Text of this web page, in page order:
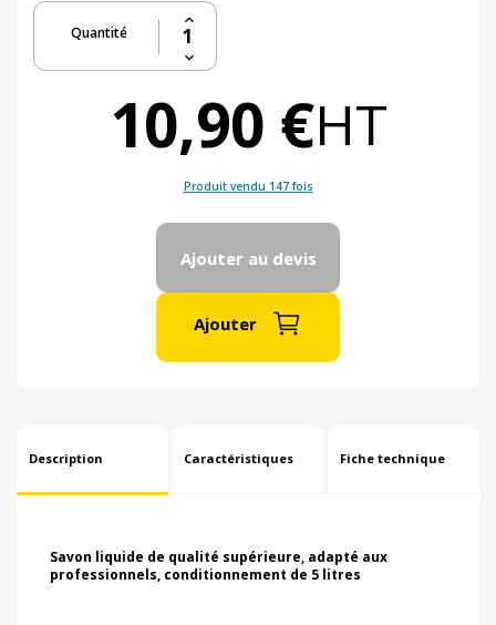
Quantité
10,90 €HT
Produit vendu 147 fois
Ajouter au devis
Ajouter
Description Caractéristiques Fiche technique
Savon liquide de qualité supérieure, adapté aux
professionnels, conditionnement de 5 litres